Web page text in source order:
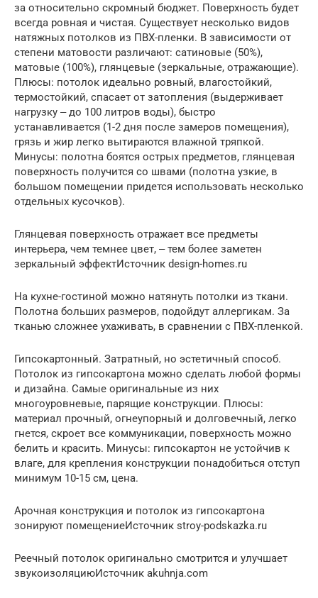
за относительно скромный бюджет. Поверхность будет
всегда ровная и чистая. Существует несколько видов
натяжных потолков из ПВХ-пленки. В зависимости от
степени матовости различают: сатиновые (50%),
матовые (100%), глянцевые (зеркальные, отражающие).
Плюсы: потолок идеально ровный, влагостойкий,
термостойкий, спасает от затопления (выдерживает
нагрузку ‒ до 100 литров воды), быстро
устанавливается (1-2 дня после замеров помещения),
грязь и жир легко вытираются влажной тряпкой.
Минусы: полотна боятся острых предметов, глянцевая
поверхность получится со швами (полотна узкие, в
большом помещении придется использовать несколько
отдельных кусочков).
Глянцевая поверхность отражает все предметы
интерьера, чем темнее цвет, ‒ тем более заметен
зеркальный эффектИсточник design-homes.ru
На кухне-гостиной можно натянуть потолки из ткани.
Полотна больших размеров, подойдут аллергикам. За
тканью сложнее ухаживать, в сравнении с ПВХ-пленкой.
Гипсокартонный. Затратный, но эстетичный способ.
Потолок из гипсокартона можно сделать любой формы
и дизайна. Самые оригинальные из них
многоуровневые, парящие конструкции. Плюсы:
материал прочный, огнеупорный и долговечный, легко
гнется, скроет все коммуникации, поверхность можно
белить и красить. Минусы: гипсокартон не устойчив к
влаге, для крепления конструкции понадобиться отступ
минимум 10-15 см, цена.
Арочная конструкция и потолок из гипсокартона
зонируют помещениеИсточник stroy-podskazka.ru
Реечный потолок оригинально смотрится и улучшает
звукоизоляциюИсточник akuhnja.com